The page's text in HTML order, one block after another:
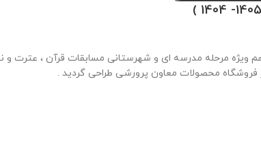
فروشگاه محصولات معاون پرورشی طراحی گردید .